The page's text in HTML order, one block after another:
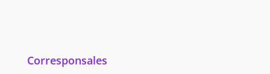
Corresponsales